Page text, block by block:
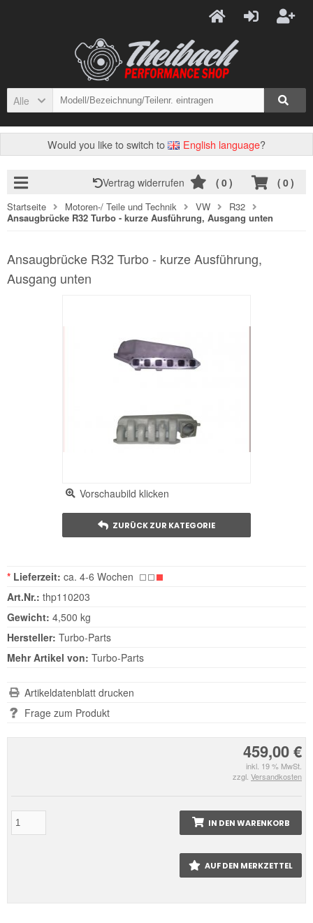
Alle
Would you like to switch to English language?
( 0)
Vertrag widerrufen ( 0)
Startseite Motoren-/ Teile und Technik VW
R32
Ansaugbrücke R32 Turbo - kurze Ausführung, Ausgang unten
Ansaugbrücke R32 Turbo - kurze Ausführung,
Ausgang unten
Vorschaubild klicken
ZURÜCK ZUR KATEGORIE
459,00 €
inkl. 19 % MwSt.
zzgl. Versandkosten
IN DEN WARENKORB
AUF DEN MERKZETTEL
* Lieferzeit: ca. 4-6 Wochen
Art.Nr.: thp110203
Gewicht: 4,500 kg
Hersteller: Turbo-Parts
Mehr Artikel von: Turbo-Parts
Artikeldatenblatt drucken
Frage zum Produkt